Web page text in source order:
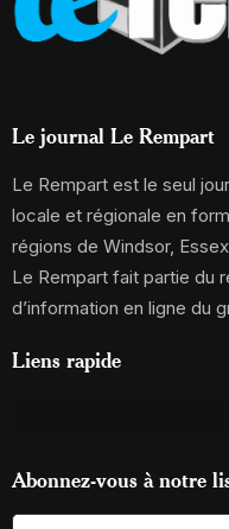
Le journal Le Rempart
Le Rempart est le seul
locale et régionale en
régions de Windsor,
Le Rempart fait partie du
d’information en ligne du
Liens rapide
Abonnez-vous à notre